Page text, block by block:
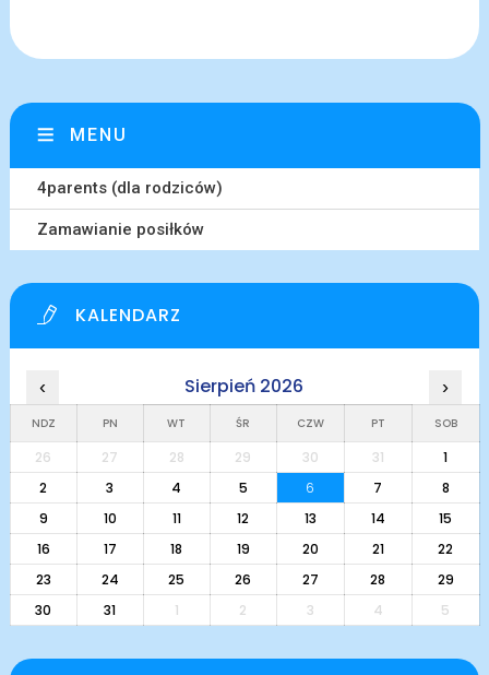
MENU
4parents (dla rodziców)
Zamawianie posiłków
KALENDARZ
‹ Sierpień 2026 ›
NDZ PN WT ŚR CZW PT SOB
26 27 28 29 30 31
1
2
3 4 5 6 7
8
9
10 11 12 13 14
15
16
17 18 19 20 21
22
23
24 25 26 27 28
29
30
31 1 2 3 4 5